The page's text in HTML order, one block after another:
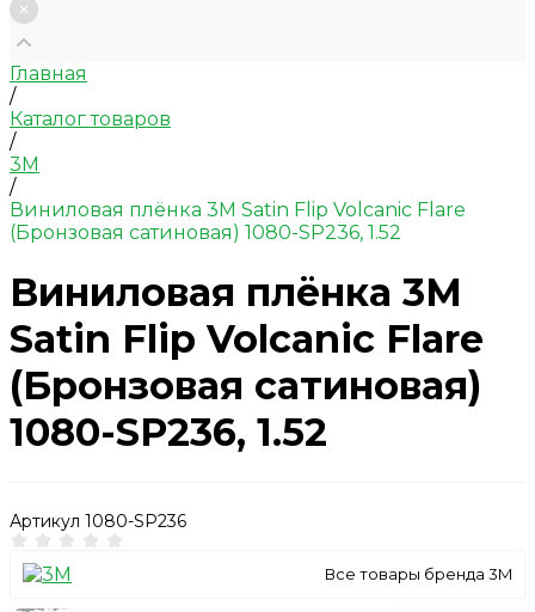
Главная
/
Каталог товаров
/
3M
/
Виниловая плёнка 3M Satin Flip Volcanic Flare
(Бронзовая сатиновая) 1080-SР236, 1.52
Виниловая плёнка 3M
Satin Flip Volcanic Flare
(Бронзовая сатиновая)
1080-SР236, 1.52
Артикул 1080-SР236
Все товары бренда 3M